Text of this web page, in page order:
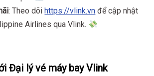
: Theo dõihttps://vlink.vn để cập nhật
Airlines qua Vlink.
Đại lý vé máy bay Vlink